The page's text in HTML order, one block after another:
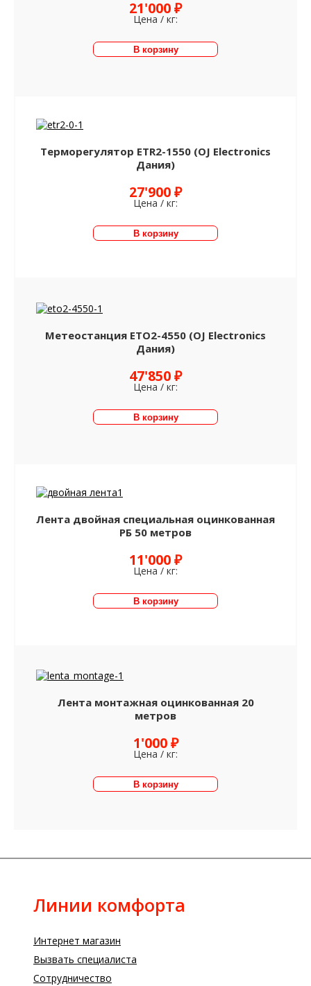
21'000 ₽
Цена / кг:
Терморегулятор ETR2-1550 (OJ Electronics
Дания)
27'900 ₽
Цена / кг:
Метеостанция ETO2-4550 (OJ Electronics
Дания)
47'850 ₽
Цена / кг:
Лента двойная специальная оцинкованная
РБ 50 метров
11'000 ₽
Цена / кг:
Лента монтажная оцинкованная 20
метров
1'000 ₽
Цена / кг:
Линии комфорта
Интернет магазин
Вызвать специалиста
Сотрудничество